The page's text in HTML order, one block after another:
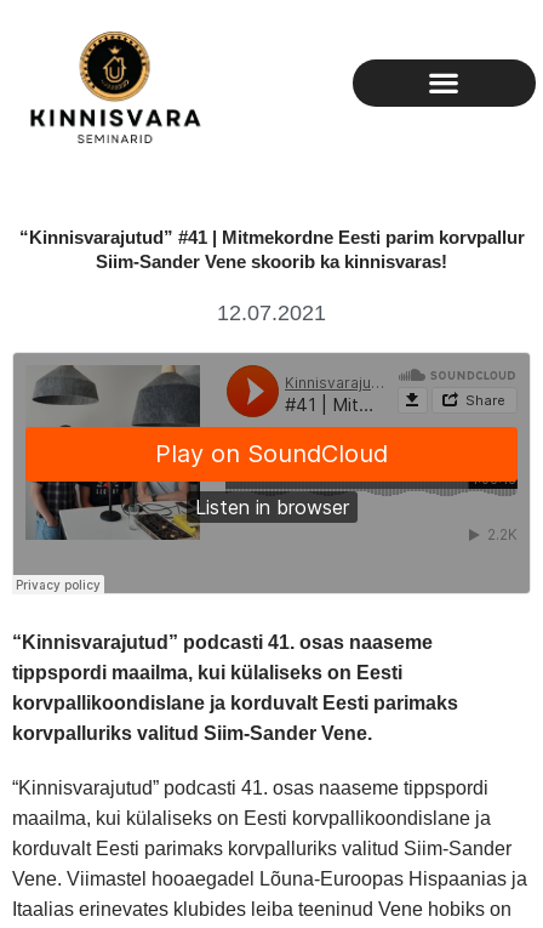
“Kinnisvarajutud” #41 | Mitmekordne Eesti parim korvpallur
Siim-Sander Vene skoorib ka kinnisvaras!
12.07.2021
“Kinnisvarajutud” podcasti 41. osas naaseme
tippspordi maailma, kui külaliseks on Eesti
korvpallikoondislane ja korduvalt Eesti parimaks
korvpalluriks valitud Siim-Sander Vene.
“Kinnisvarajutud” podcasti 41. osas naaseme tippspordi
maailma, kui külaliseks on Eesti korvpallikoondislane ja
korduvalt Eesti parimaks korvpalluriks valitud Siim-Sander
Vene. Viimastel hooaegadel Lõuna-Euroopas Hispaanias ja
Itaalias erinevates klubides leiba teeninud Vene hobiks on